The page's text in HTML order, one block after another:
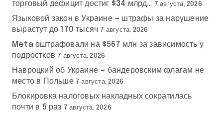
торговый дефицит достиг $34 млрд… 7 августа, 2026
Языковой закон в Украине — штрафы за нарушение
вырастут до 170 тысяч 7 августа, 2026
Meta оштрафовали на $567 млн за зависимость у
подростков 7 августа, 2026
Навроцкий об Украине — бандеровским флагам не
место в Польше 7 августа, 2026
Блокировка налоговых накладных сократилась
почти в 5 раз 7 августа, 2026